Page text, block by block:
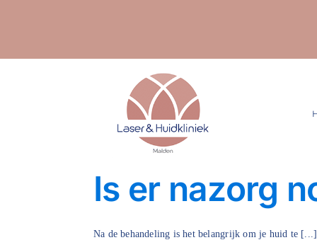
Is er nazorg
Na de behandeling is het belangrijk om je huid te [...]